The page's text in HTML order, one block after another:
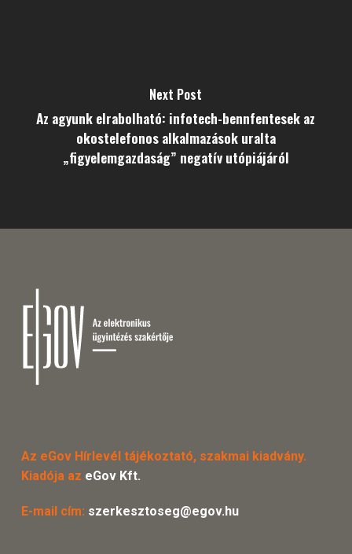
Next Post
Az agyunk elrabolható: infotech-bennfentesek az
okostelefonos alkalmazások uralta
„figyelemgazdaság” negatív utópiájáról
Az eGov Hírlevél tájékoztató, szakmai kiadvány.
Kiadója az eGov Kft.
E-mail cím: szerkesztoseg@egov.hu